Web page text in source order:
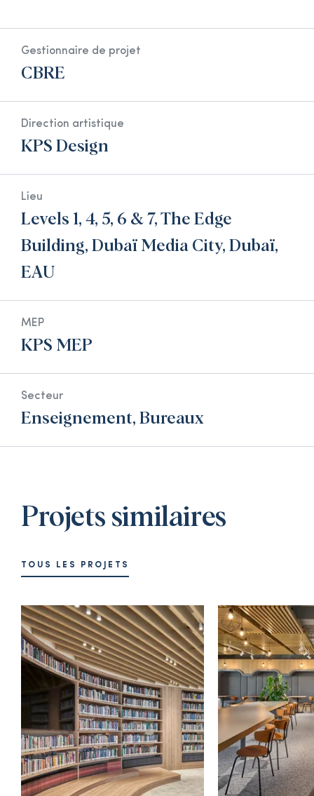
Gestionnaire de projet
CBRE
Direction artistique
KPS Design
Lieu
Levels 1, 4, 5, 6 & 7, The Edge
Building, Dubaï Media City, Dubaï,
EAU
MEP
KPS MEP
Secteur
Enseignement, Bureaux
Projets similaires
TOUS LES PROJETS